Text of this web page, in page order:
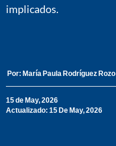
implicados.
Por: María Paula Rodríguez Rozo
15 de May, 2026
Actualizado: 15 De May, 2026